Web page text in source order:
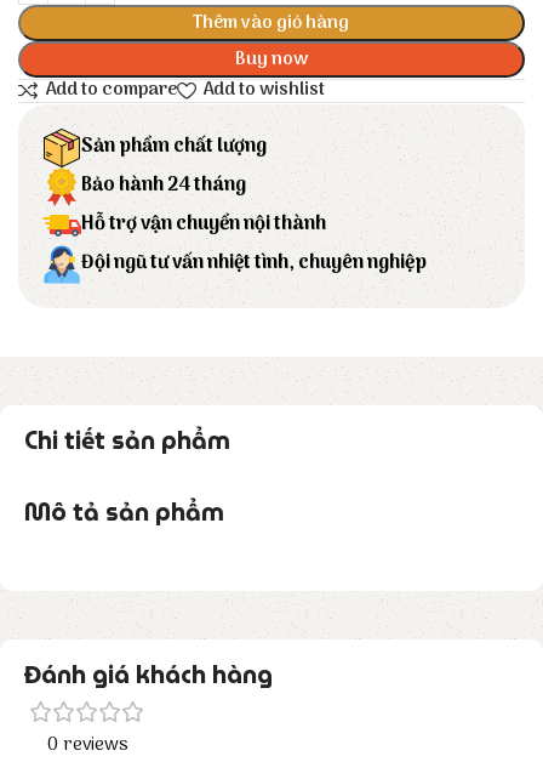
Thêm vào giỏ hàng
Buy now
Add to compare
Add to wishlist
Sản phẩm chất lượng
Bảo hành 24 tháng
Hỗ trợ vận chuyển nội thành
Đội ngũ tư vấn nhiệt tình, chuyên nghiệp
Chi tiết sản phẩm
Mô tả sản phẩm
Đánh giá khách hàng
0 reviews